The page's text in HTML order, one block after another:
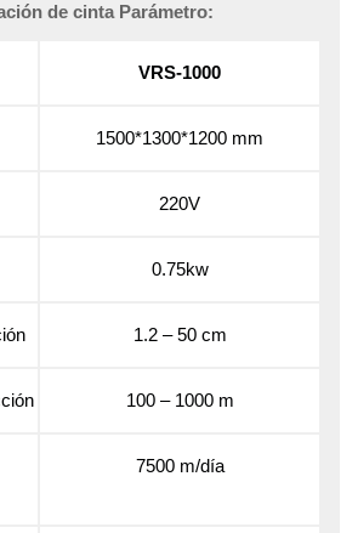
de cinta Parámetro:
VRS-1000
1500*1300*1200 mm
220V
0.75kw
1.2 – 50 cm
100 – 1000 m
7500 m/día